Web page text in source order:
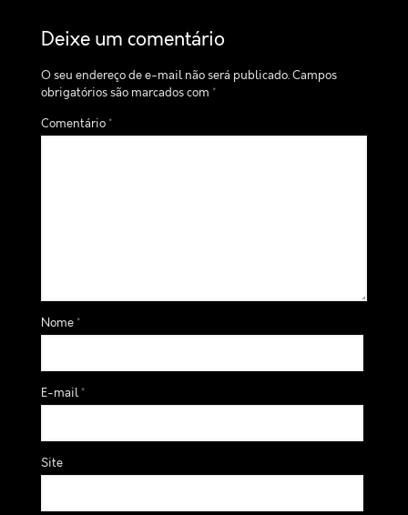
Deixe um comentário
O seu endereço de e-mail não será publicado.Campos
obrigatórios são marcados com *
Comentário *
Nome *
E-mail*
Site